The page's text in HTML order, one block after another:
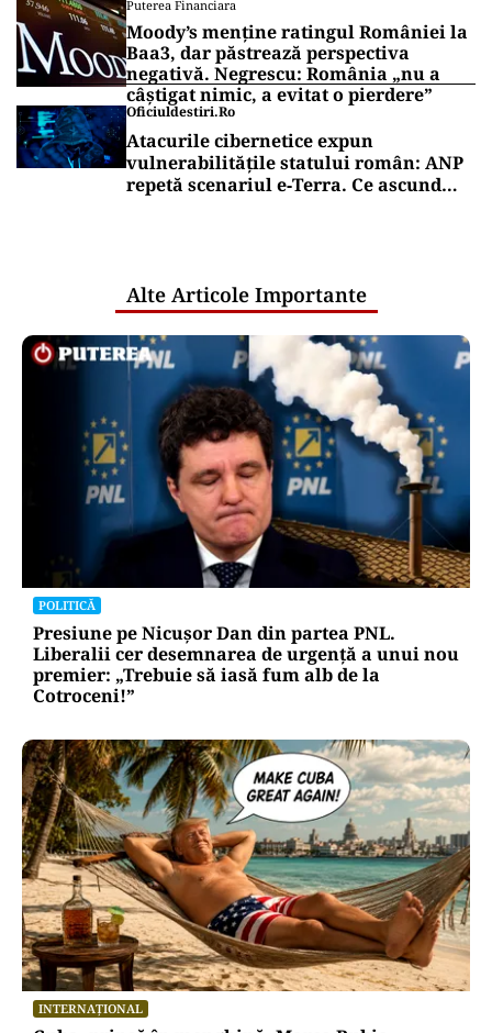
Vrei să fii mereu la curent cu toate știrile? Urmărește
Puterea.ro și pe canalul de WhatsApp
Moody’s menține ratingul României la
Baa3, dar păstrează perspectiva
negativă. Negrescu: România „nu a
câștigat nimic, a evitat o pierdere”
Oficiuldestiri.ro
Atacurile cibernetice expun
vulnerabilitățile statului român: ANP
repetă scenariul e‑Terra. Ce ascund
comunicările oficiale și cine răspunde
pentru mentenanța IT a instituțiilor
Alte Articole Importante
POLITICĂ
Presiune pe Nicușor Dan din partea PNL.
Liberalii cer desemnarea de urgență a unui nou
premier: „Trebuie să iasă fum alb de la
Cotroceni!”